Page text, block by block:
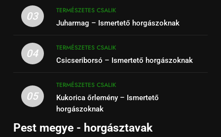
03
TERMÉSZETES CSALIK
Juharmag – Ismertető horgászoknak
04
TERMÉSZETES CSALIK
Csicseriborsó – Ismertető horgászoknak
05
TERMÉSZETES CSALIK
Kukorica őrlemény – Ismertető
horgászoknak
Pest megye - horgásztavak